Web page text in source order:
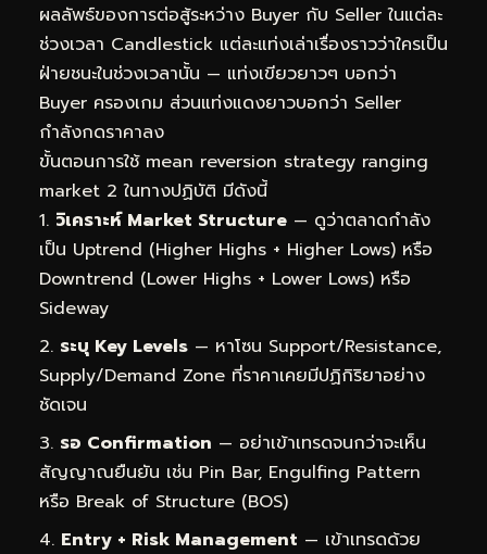
ผลลัพธ์ของการต่อสู้ระหว่าง Buyer กับ Seller ในแต่ละ
ช่วงเวลา Candlestick แต่ละแท่งเล่าเรื่องราวว่าใครเป็น
ฝ่ายชนะในช่วงเวลานั้น — แท่งเขียวยาวๆ บอกว่า
Buyer ครองเกม ส่วนแท่งแดงยาวบอกว่า Seller
กำลังกดราคาลง
ขั้นตอนการใช้ mean reversion strategy ranging
market 2 ในทางปฏิบัติ มีดังนี้
วิเคราะห์ Market Structure — ดูว่าตลาดกำลัง
เป็น Uptrend (Higher Highs + Higher Lows) หรือ
Downtrend (Lower Highs + Lower Lows) หรือ
Sideway
ระบุ Key Levels — หาโซน Support/Resistance,
Supply/Demand Zone ที่ราคาเคยมีปฏิกิริยาอย่าง
ชัดเจน
รอ Confirmation — อย่าเข้าเทรดจนกว่าจะเห็น
สัญญาณยืนยัน เช่น Pin Bar, Engulfing Pattern
หรือ Break of Structure (BOS)
Entry + Risk Management — เข้าเทรดด้วย